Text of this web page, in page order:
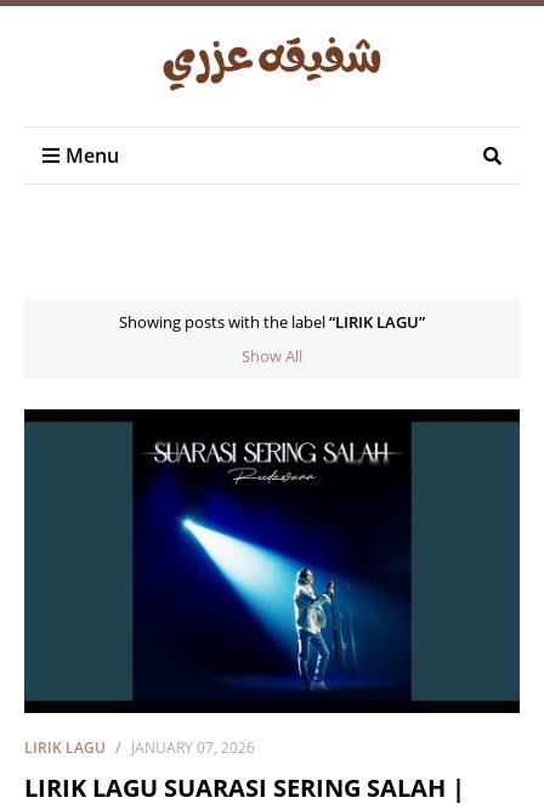
Menu
Showing posts with the label LIRIK LAGU
Show All
LIRIK LAGU JANUARY 07, 2026
LIRIK LAGU SUARASI SERING SALAH |